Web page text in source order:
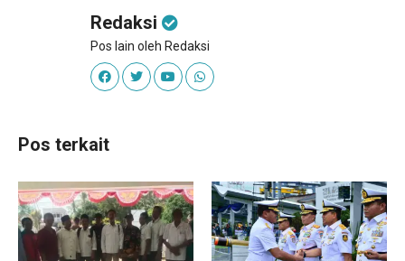
Redaksi
Pos lain oleh Redaksi
Pos terkait